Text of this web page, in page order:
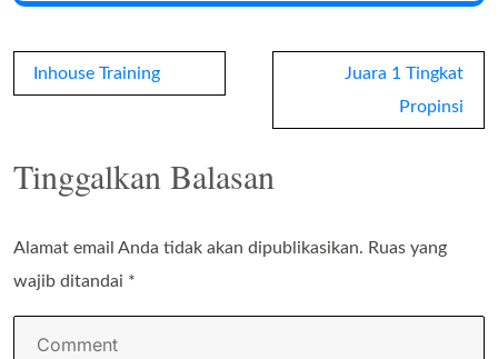
Navigasi
pos
Inhouse Training
Juara 1 Tingkat
Propinsi
Tinggalkan Balasan
Alamat email Anda tidak akan dipublikasikan. Ruas yang
wajib ditandai *